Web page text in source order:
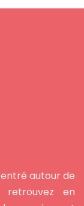
autour de
retrouvez en